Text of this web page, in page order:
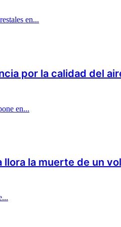
en...
por la calidad del
en...
llora la muerte de un